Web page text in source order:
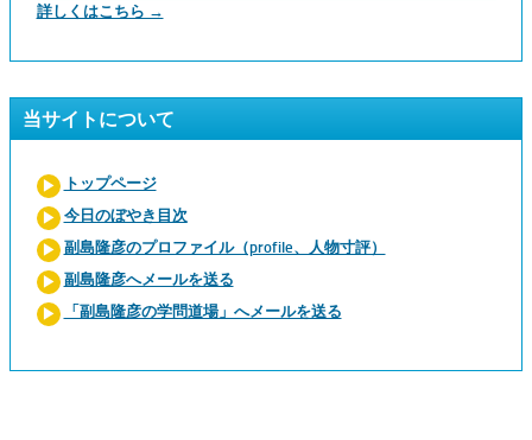
詳しくはこちら →
当サイトについて
トップページ
今日のぼやき目次
副島隆彦のプロファイル（profile、人物寸評）
副島隆彦へメールを送る
「副島隆彦の学問道場」へメールを送る